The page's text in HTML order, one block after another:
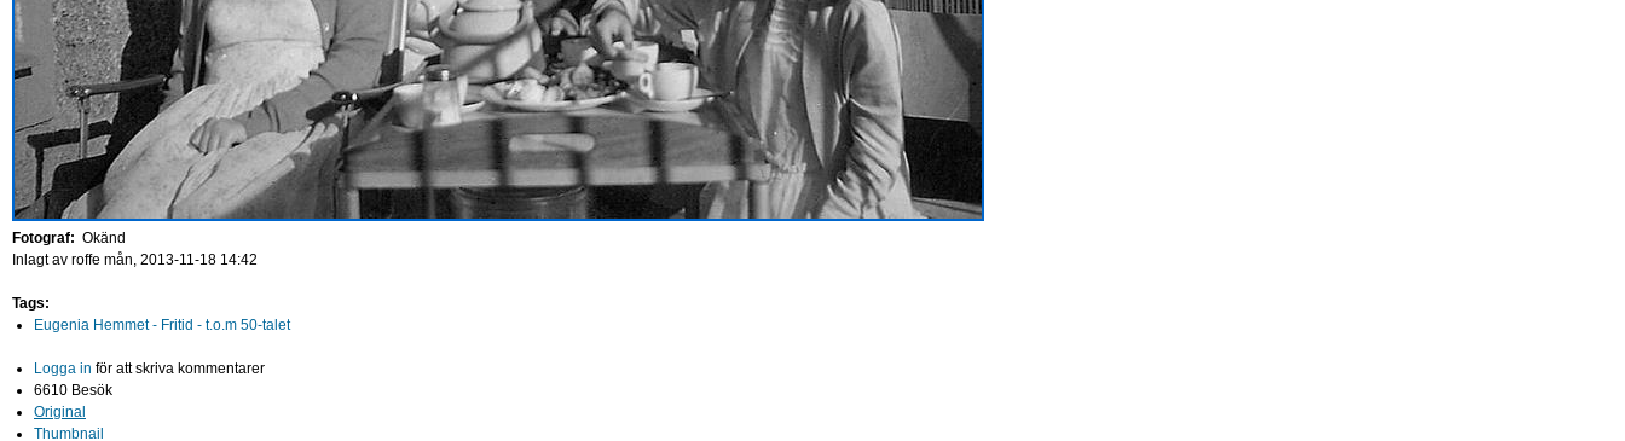
Fotograf: Okänd
Inlagt av roffe mån, 2013-11-18 14:42
Tags:
Eugenia Hemmet - Fritid - t.o.m 50-talet
Logga in för att skriva kommentarer
6610 Besök
Original
Thumbnail